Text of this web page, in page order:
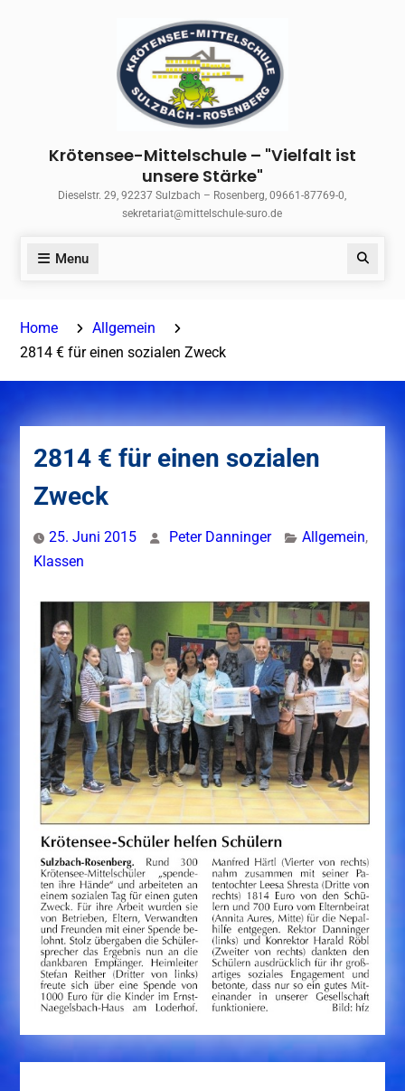
Krötensee-Mittelschule – "Vielfalt ist
unsere Stärke"
Dieselstr. 29, 92237 Sulzbach – Rosenberg, 09661-87769-0,
sekretariat@mittelschule-suro.de
Menu Search
Home
Allgemein
2814 € für einen sozialen Zweck
2814 € für einen sozialen
Zweck
25. Juni 2015 Peter Danninger Allgemein,
Klassen